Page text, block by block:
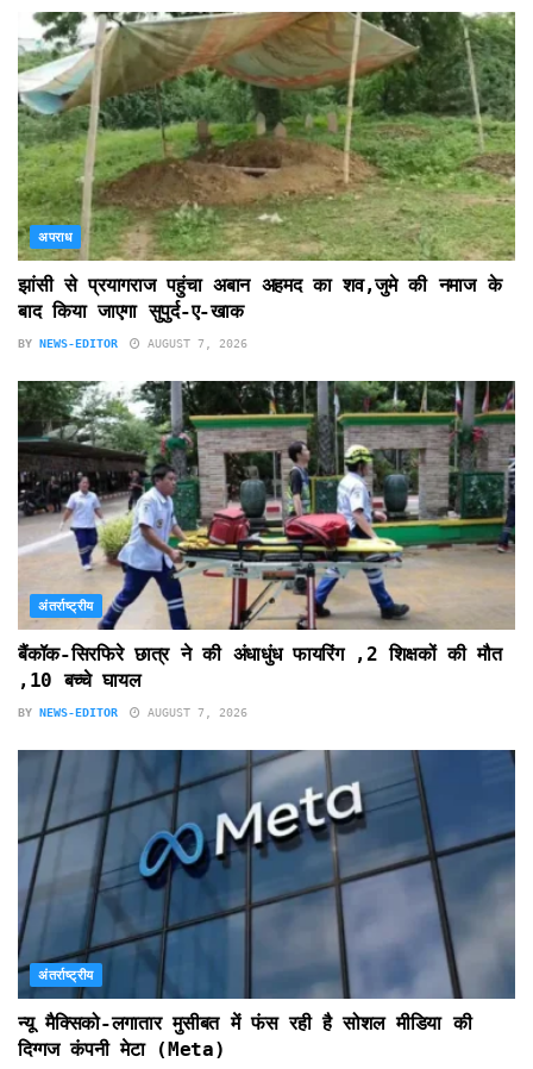
अपराध
झांसी से प्रयागराज पहुंचा अबान अहमद का शव,जुमे की नमाज के
बाद किया जाएगा सुपुर्द-ए-खाक
BY NEWS-EDITOR AUGUST 7, 2026
अंतर्राष्ट्रीय
बैंकॉक-सिरफिरे छात्र ने की अंधाधुंध फायरिंग ,2 शिक्षकों की मौत
,10 बच्चे घायल
BY NEWS-EDITOR AUGUST 7, 2026
अंतर्राष्ट्रीय
न्यू मैक्सिको-लगातार मुसीबत में फंस रही है सोशल मीडिया की
दिग्गज कंपनी मेटा (Meta)